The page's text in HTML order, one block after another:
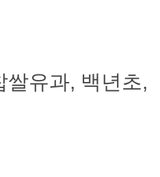
쌀유과, 백년초,